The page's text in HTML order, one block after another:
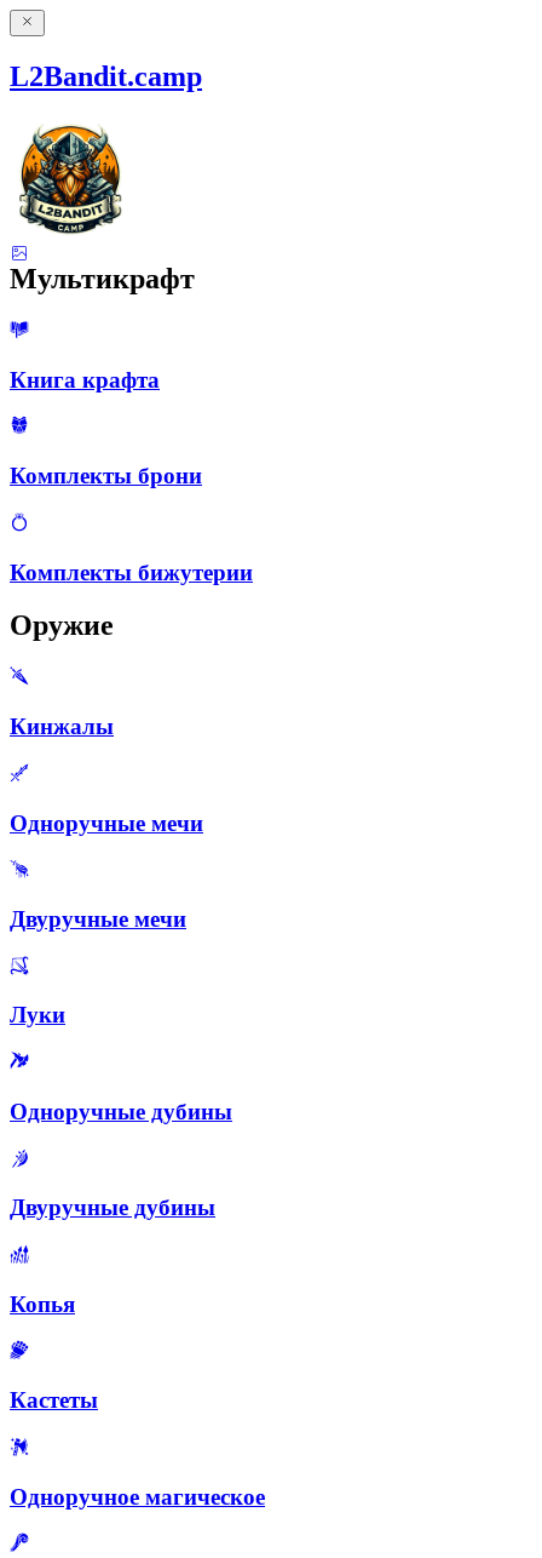
L2Bandit.camp
Мультикрафт
Книга крафта
Комплекты брони
Комплекты бижутерии
Оружие
Кинжалы
Одноручные мечи
Двуручные мечи
Луки
Одноручные дубины
Двуручные дубины
Копья
Кастеты
Одноручное магическое